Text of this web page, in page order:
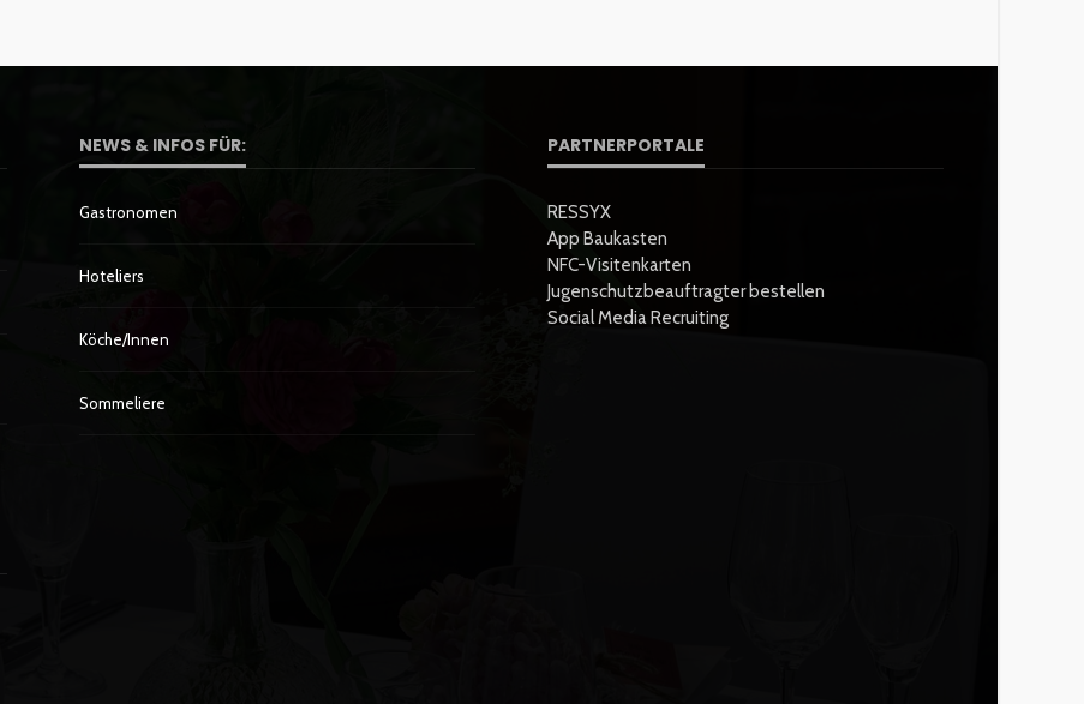
NEWS & INFOS FÜR:
Gastronomen
Hoteliers
Köche/innen
Sommeliere
PARTNERPORTALE
RESSYX
App Baukasten
NFC-Visitenkarten
Jugenschutzbeauftragter bestellen
Social Media Recruiting